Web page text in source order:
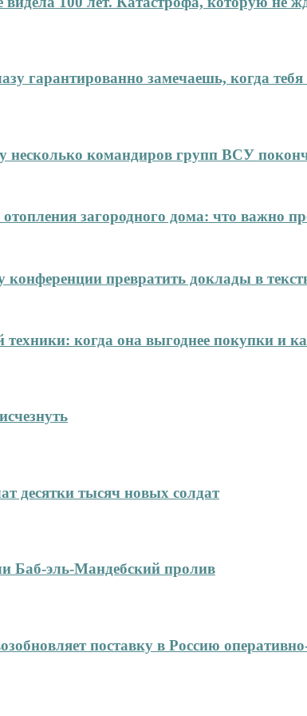
гарантированно замечаешь, когда
несколько командиров групп ВСУ
загородного дома: что важно
конференции превратить доклады в
техники: когда она выгоднее покупки и
десятки тысяч новых солдат
Баб-эль-Мандебский пролив
поставку в Россию